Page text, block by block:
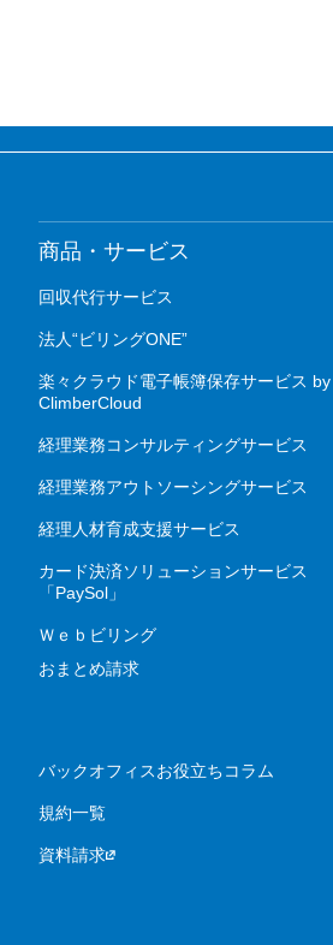
商品・サービス
回収代行サービス
法人“ビリングONE”
楽々クラウド電子帳簿保存サービス by
ClimberCloud
経理業務コンサルティングサービス
経理業務アウトソーシングサービス
経理人材育成支援サービス
カード決済ソリューションサービス
「PaySol」
Ｗｅｂビリング
おまとめ請求
バックオフィスお役立ちコラム
規約一覧
資料請求